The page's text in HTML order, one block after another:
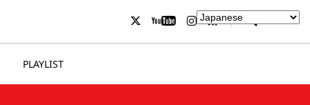
PLAYLIST